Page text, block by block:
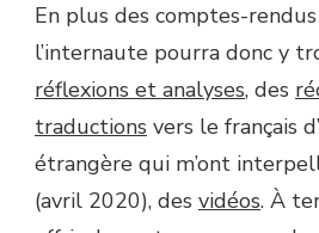
En plus des comptes-rendus
l’internaute pourra donc y
réflexions et analyses, des
traductions vers le français
étrangère qui m’ont
(avril 2020), des vidéos. À